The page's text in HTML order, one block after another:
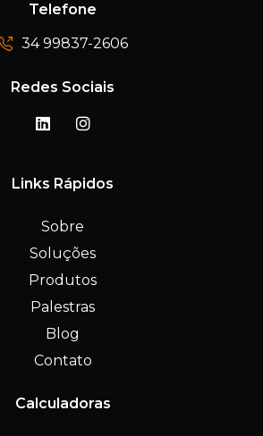
Telefone
34 99837-2606
Redes Sociais
Links Rápidos
Sobre
Soluções
Produtos
Palestras
Blog
Contato
Calculadoras